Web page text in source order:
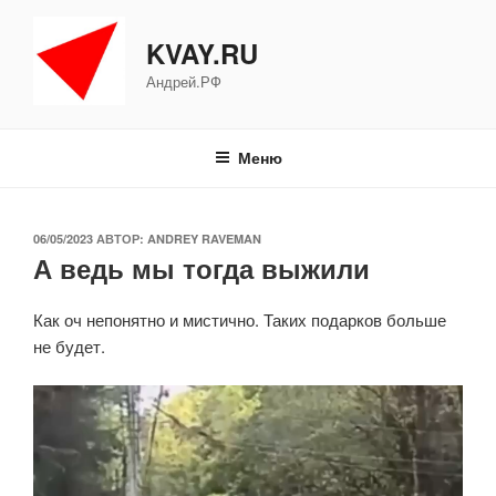
содержимому
KVAY.RU
Андрей.РФ
Меню
ОПУБЛИКОВАНО
06/05/2023 АВТОР: ANDREY RAVEMAN
А ведь мы тогда выжили
Как оч непонятно и мистично. Таких подарков больше
не будет.